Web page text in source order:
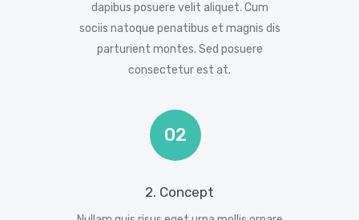
dapibus posuere velit aliquet. Cum
sociis natoque penatibus et magnis dis
parturient montes. Sed posuere
consectetur est at.
02
2. Concept